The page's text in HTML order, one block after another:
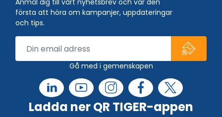
första att höra om kampanjer, uppdateringar
och tips.
Gå med i gemenskapen
Ladda ner QR TIGER-appen